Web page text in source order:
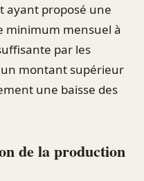
ayant proposé une
minimum mensuel à
par les
montant supérieur
une baisse des
de la production